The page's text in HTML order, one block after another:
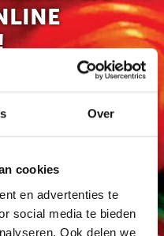
Over
cookies
en advertenties te
social media te bieden
Ook delen we
Rotterdam